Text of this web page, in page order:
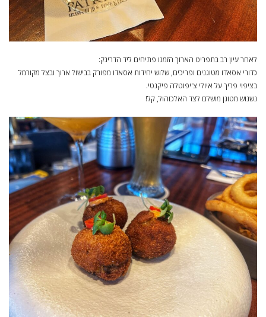
לאחר עיון רב בתפריט הארוך הזמנו פתיחים ליד הדרינק:
כדורי אסאדו מטוגנים ופריכים, שלוש יחידות אסאדו מפורק בבישול ארוך ובצל מקורמל
בציפוי פריך על איולי צ'יפוטלה פיקנטי.
נשנוש מטוגן מושלם לצד האלכוהול, קל!